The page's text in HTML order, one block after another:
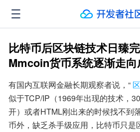
比特币后区块链技术日臻
Mmcoin货币系统逐渐走向
有国内互联网金融长期观察者说，“
似于TCP/IP（1969年出现的技术，
开）或者HTML刚出来的时候找不到
币外，缺乏杀手级应用，比特币只是